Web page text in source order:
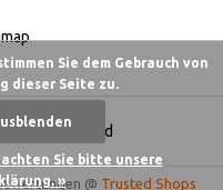
Deutschland
@ Trusted Shops
Sie dem Gebrauch von
dieser Seite zu.
Sie bitte unsere
»